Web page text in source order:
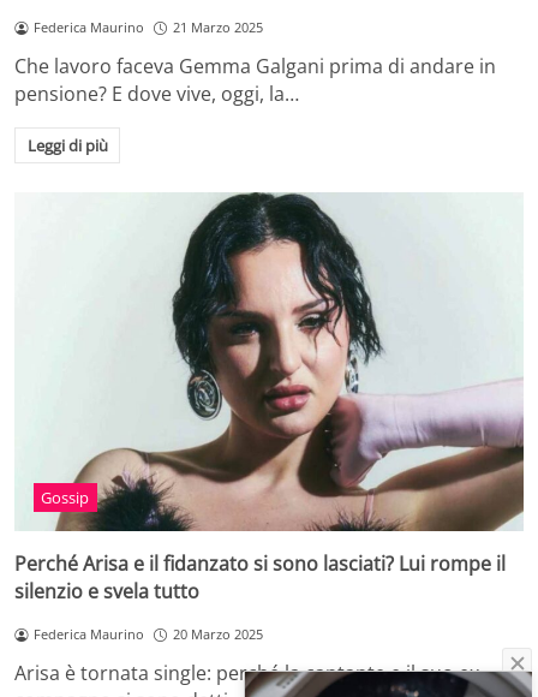
Federica Maurino 21 Marzo 2025
Che lavoro faceva Gemma Galgani prima di andare in
pensione? E dove vive, oggi, la…
Leggi di più
Gossip
Perché Arisa e il fidanzato si sono lasciati? Lui rompe il
silenzio e svela tutto
Federica Maurino 20 Marzo 2025
Arisa è tornata single: perché la cantante e il suo ex